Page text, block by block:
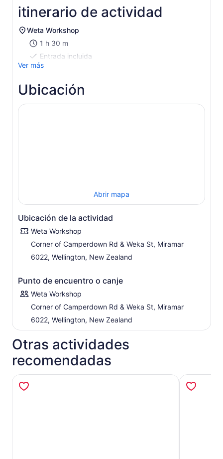
adulto
itinerario de actividad
Weta Workshop
1 h 30 m
Entrada incluida
Ver más
Ubicación
Abrir mapa
Ubicación de la actividad
Weta Workshop
Corner of Camperdown Rd & Weka St, Miramar
6022, Wellington, New Zealand
Punto de encuentro o canje
Weta Workshop
Corner of Camperdown Rd & Weka St, Miramar
6022, Wellington, New Zealand
Otras actividades
recomendadas